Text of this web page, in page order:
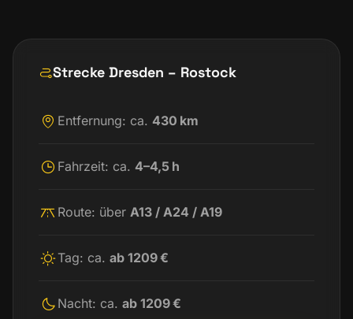
Strecke Dresden – Rostock
Entfernung: ca. 430 km
Fahrzeit: ca. 4–4,5 h
Route: über A13 / A24 / A19
Tag: ca. ab 1209 €
Nacht: ca. ab 1209 €